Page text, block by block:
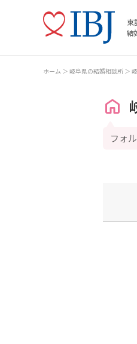
東
結
ホーム 岐阜県の結婚相談所
フォ